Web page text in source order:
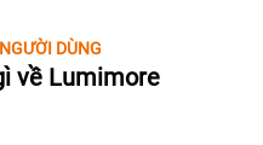
DÙNG
về Lumimore